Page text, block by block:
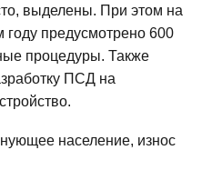
выделены. При этом на
году предусмотрено 600
процедуры. Также
ПСД на
население, износ